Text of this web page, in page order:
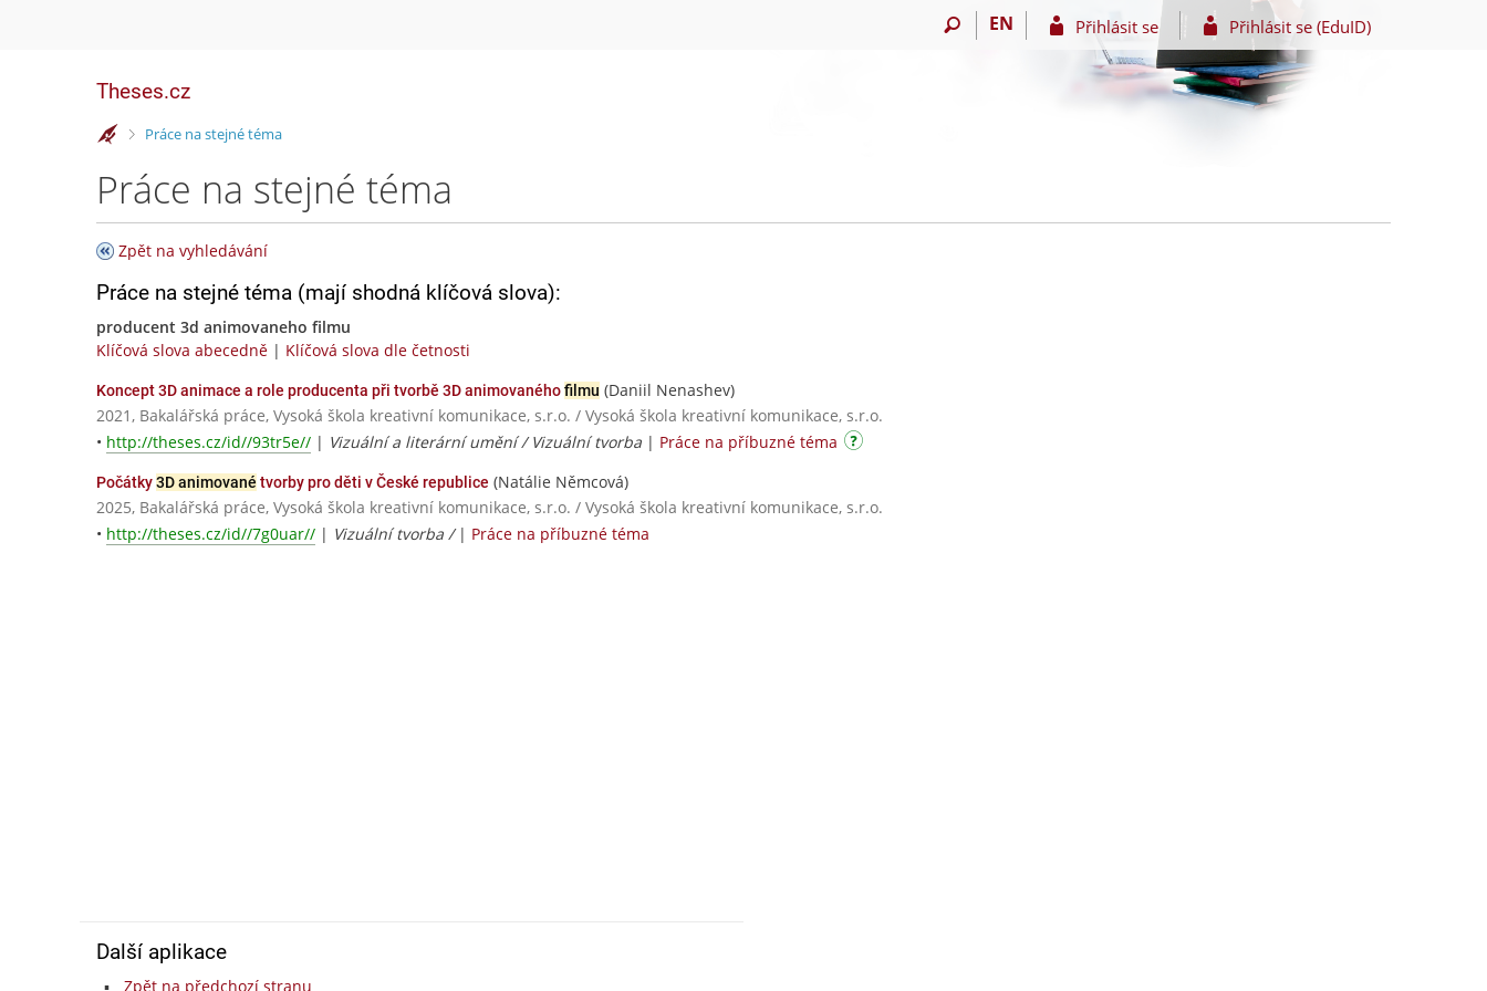
EN Přihlásit se Přihlásit se (EduID)
Theses.cz
>Práce na stejné téma
Práce na stejné téma
Zpět na vyhledávání
Práce na stejné téma (mají shodná klíčová slova):
producent 3d animovaneho filmu
Klíčová slova abecedně | Klíčová slova dle četnosti
Koncept 3D animace a role producenta při tvorbě 3D animovanéhofilmu (Daniil Nenashev)
2021, Bakalářská práce, Vysoká škola kreativní komunikace, s.r.o. / Vysoká škola kreativní komunikace, s.r.o.
• http://theses.cz/id//93tr5e// | Vizuální a literární umění / Vizuální tvorba | Práce na příbuzné téma
Počátky3D animované tvorby pro děti v České republice (Natálie Němcová)
2025, Bakalářská práce, Vysoká škola kreativní komunikace, s.r.o. / Vysoká škola kreativní komunikace, s.r.o.
• http://theses.cz/id//7g0uar// | Vizuální tvorba / | Práce na příbuzné téma
Další aplikace
Zpět na předchozí stranu